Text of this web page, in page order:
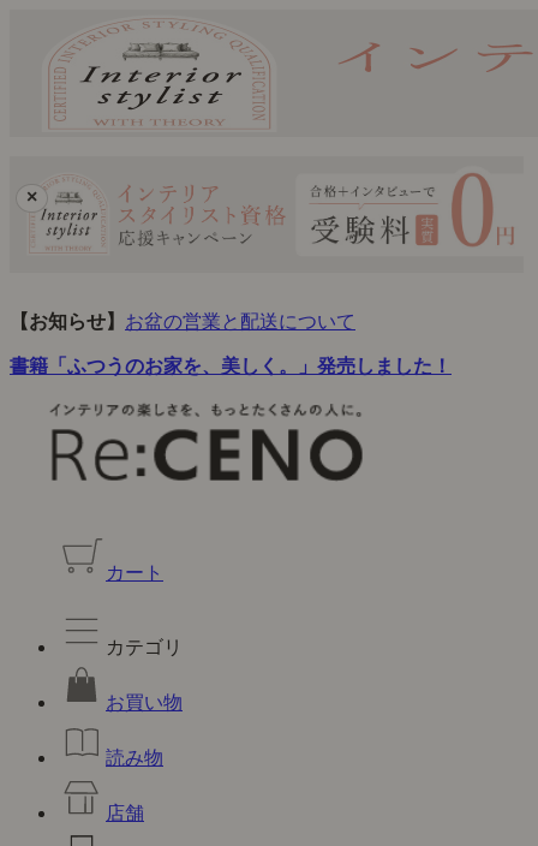
×
【お知らせ】 お盆の営業と配送について
書籍「ふつうのお家を、美しく。」発売しました！
カート
カテゴリ
お買い物
読み物
店舗